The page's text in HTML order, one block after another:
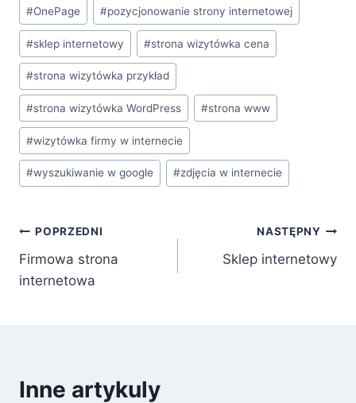
#OnePage #pozycjonowanie strony internetowej
#sklep internetowy #strona wizytówka cena
#strona wizytówka przykład
#strona wizytówka WordPress #strona www
#wizytówka firmy w internecie
#wyszukiwanie w google #zdjęcia w internecie
Nawigacja
wpisu
POPRZEDNI
Firmowa strona
internetowa
NASTĘPNY
Sklep internetowy
Inne artykuly